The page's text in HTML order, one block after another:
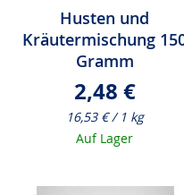
Husten und
Kräutermischung
Gramm
2,48 €
16,53 € / 1 kg
Auf Lager